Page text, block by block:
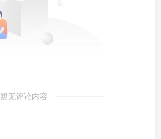
暂无评论内容